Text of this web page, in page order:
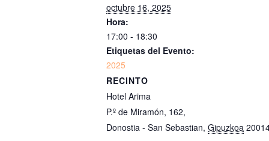
octubre 16, 2025
Hora:
17:00 - 18:30
Etiquetas del Evento:
2025
RECINTO
Hotel Arima
P.º de Miramón, 162,
Donostia - San Sebastian, Gipuzkoa